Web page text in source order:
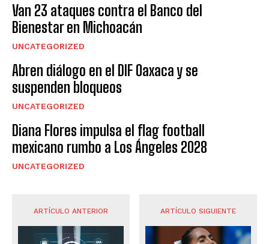
Van 23 ataques contra el Banco del
Bienestar en Michoacán
UNCATEGORIZED
Abren diálogo en el DIF Oaxaca y se
suspenden bloqueos
UNCATEGORIZED
Diana Flores impulsa el flag football
mexicano rumbo a Los Ángeles 2028
UNCATEGORIZED
ARTÍCULO ANTERIOR ARTÍCULO SIGUIENTE